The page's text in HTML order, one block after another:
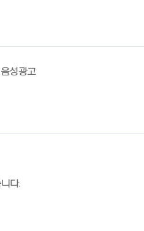
성광고
다.